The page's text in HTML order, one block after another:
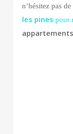
n’hésitez pas
les pines pour
appartements